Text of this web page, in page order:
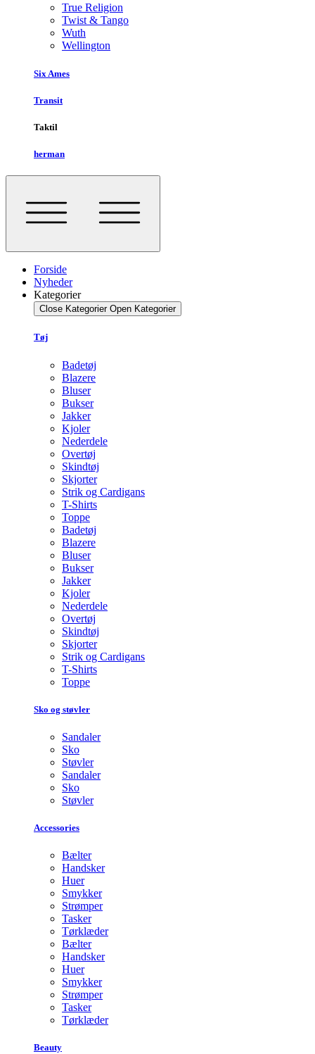
True Religion
Twist & Tango
Wuth
Wellington
Six Ames
Transit
Taktil
herman
Forside
Nyheder
Kategorier
Close Kategorier Open Kategorier
Tøj
Badetøj
Blazere
Bluser
Bukser
Jakker
Kjoler
Nederdele
Overtøj
Skindtøj
Skjorter
Strik og Cardigans
T-Shirts
Toppe
Badetøj
Blazere
Bluser
Bukser
Jakker
Kjoler
Nederdele
Overtøj
Skindtøj
Skjorter
Strik og Cardigans
T-Shirts
Toppe
Sko og støvler
Sandaler
Sko
Støvler
Sandaler
Sko
Støvler
Accessories
Bælter
Handsker
Huer
Smykker
Strømper
Tasker
Tørklæder
Bælter
Handsker
Huer
Smykker
Strømper
Tasker
Tørklæder
Beauty